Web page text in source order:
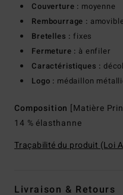
Couverture : moyenne
Rembourrage :
Bretelles : fixes
Fermeture : à enfiler
Caractéristiques :
Logo : médaillon
Composition [Matière
14 % élasthanne
Traçabilité du produit (Loi
Livraison & Retours